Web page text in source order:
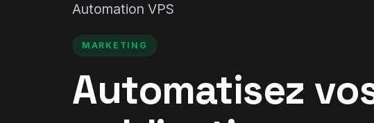
Automation VPS
MARKETING
Automatisez